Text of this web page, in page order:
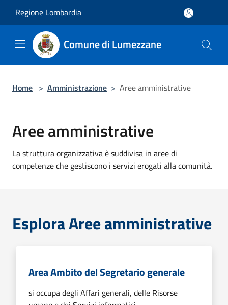
Regione Lombardia
Comune di Lumezzane
Home > Amministrazione > Aree amministrative
Aree amministrative
La struttura organizzativa è suddivisa in aree di
competenze che gestiscono i servizi erogati alla comunità.
Esplora Aree amministrative
Area Ambito del Segretario generale
si occupa degli Affari generali, delle Risorse